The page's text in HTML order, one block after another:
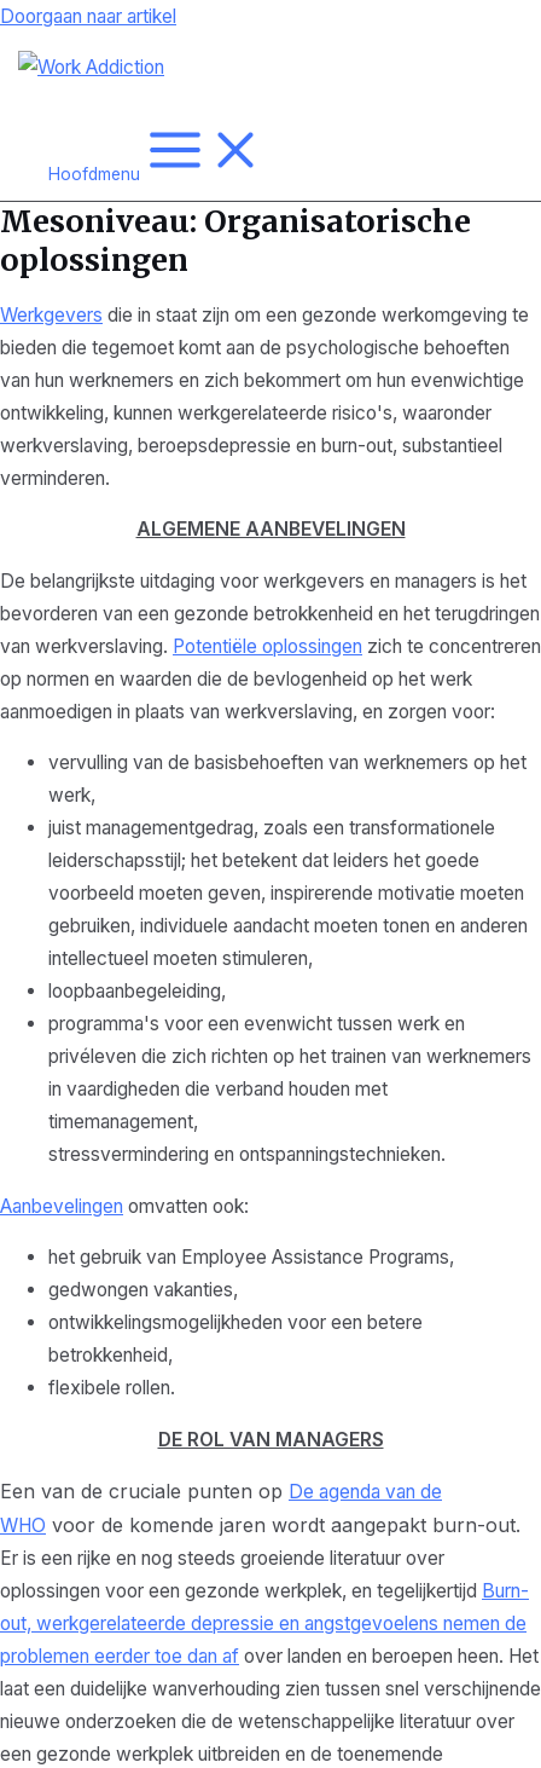
Doorgaan naar artikel
Hoofdmenu
Mesoniveau: Organisatorische
oplossingen
Werkgevers die in staat zijn om een gezonde werkomgeving te
bieden die tegemoet komt aan de psychologische behoeften
van hun werknemers en zich bekommert om hun evenwichtige
ontwikkeling, kunnen werkgerelateerde risico's, waaronder
werkverslaving, beroepsdepressie en burn-out, substantieel
verminderen.
ALGEMENE AANBEVELINGEN
De belangrijkste uitdaging voor werkgevers en managers is het
bevorderen van een gezonde betrokkenheid en het terugdringen
van werkverslaving. Potentiële oplossingen zich te concentreren
op normen en waarden die de bevlogenheid op het werk
aanmoedigen in plaats van werkverslaving, en zorgen voor:
vervulling van de basisbehoeften van werknemers op het
werk,
juist managementgedrag, zoals een transformationele
leiderschapsstijl; het betekent dat leiders het goede
voorbeeld moeten geven, inspirerende motivatie moeten
gebruiken, individuele aandacht moeten tonen en anderen
intellectueel moeten stimuleren,
loopbaanbegeleiding,
programma's voor een evenwicht tussen werk en
privéleven die zich richten op het trainen van werknemers
in vaardigheden die verband houden met
timemanagement,
stressvermindering en ontspanningstechnieken.
Aanbevelingen omvatten ook:
het gebruik van Employee Assistance Programs,
gedwongen vakanties,
ontwikkelingsmogelijkheden voor een betere
betrokkenheid,
flexibele rollen.
DE ROL VAN MANAGERS
Een van de cruciale punten op De agenda van de
WHO voor de komende jaren wordt aangepakt burn-out.
Er is een rijke en nog steeds groeiende literatuur over
oplossingen voor een gezonde werkplek, en tegelijkertijd Burn-
out, werkgerelateerde depressie en angstgevoelens nemen de
problemen eerder toe dan af over landen en beroepen heen. Het
laat een duidelijke wanverhouding zien tussen snel verschijnende
nieuwe onderzoeken die de wetenschappelijke literatuur over
een gezonde werkplek uitbreiden en de toenemende